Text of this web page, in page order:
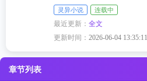
灵异小说 连载中
最近更新：全文
更新时间：2026-06-04 13:35:11
章节列表